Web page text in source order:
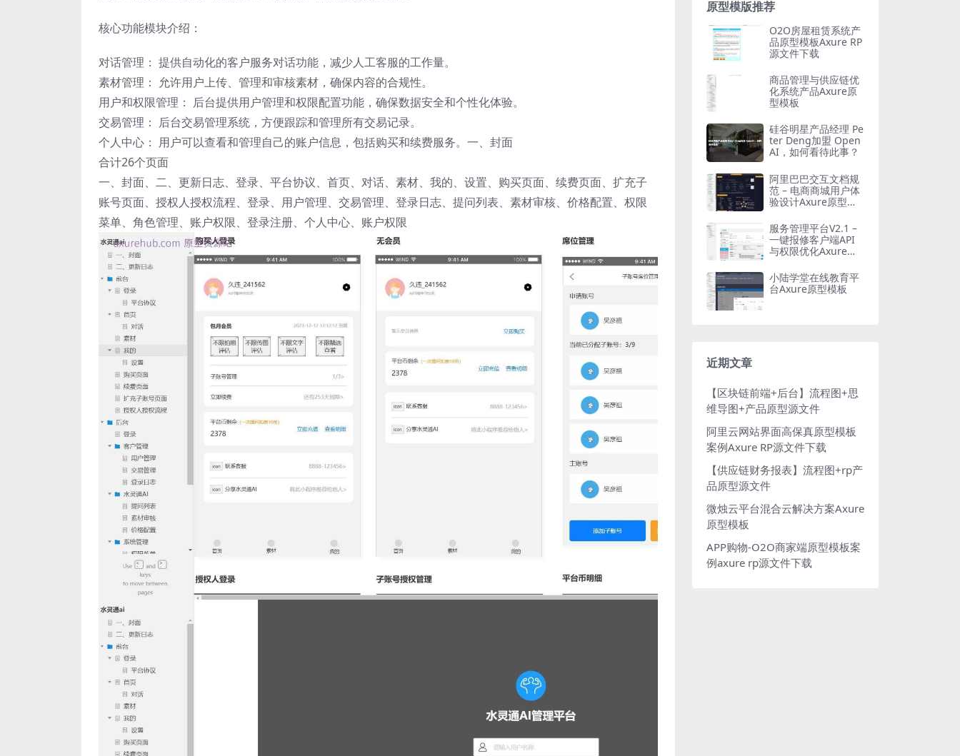
核心功能模块介绍：
对话管理： 提供自动化的客户服务对话功能，减少人工客服的工作量。
素材管理： 允许用户上传、管理和审核素材，确保内容的合规性。
用户和权限管理： 后台提供用户管理和权限配置功能，确保数据安全和个性化体验。
交易管理： 后台交易管理系统，方便跟踪和管理所有交易记录。
个人中心： 用户可以查看和管理自己的账户信息，包括购买和续费服务。一、封面
合计26个页面
一、封面、二、更新日志、登录、平台协议、首页、对话、素材、我的、设置、购买页面、续费页面、扩充子
账号页面、授权人授权流程、登录、用户管理、交易管理、登录日志、提问列表、素材审核、价格配置、权限
菜单、角色管理、账户权限、登录注册、个人中心、账户权限
原型模版推荐
O2O房屋租赁系统产
品原型模板Axure RP
源文件下载
商品管理与供应链优
化系统产品Axure原
型模板
硅谷明星产品经理 Pe
ter Deng加盟 Open
AI，如何看待此事？
阿里巴巴交互文档规
范 – 电商商城用户体
验设计Axure原型模
服务管理平台V2.1 –
一键报修客户端API
与权限优化Axure原
小陆学堂在线教育平
台Axure原型模板
近期文章
【区块链前端+后台】流程图+思
维导图+产品原型源文件
阿里云网站界面高保真原型模板
案例Axure RP源文件下载
【供应链财务报表】流程图+rp产
品原型源文件
微烛云平台混合云解决方案Axure
原型模板
APP购物-O2O商家端原型模板案
例axure rp源文件下载